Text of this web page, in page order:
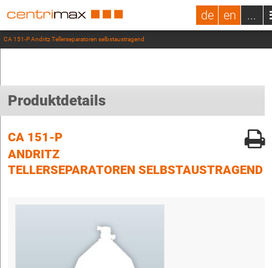
de en ...
CA 151-P Andritz Tellerseparatoren selbstaustragend
Produktdetails
CA 151-P
ANDRITZ
TELLERSEPARATOREN SELBSTAUSTRAGEND